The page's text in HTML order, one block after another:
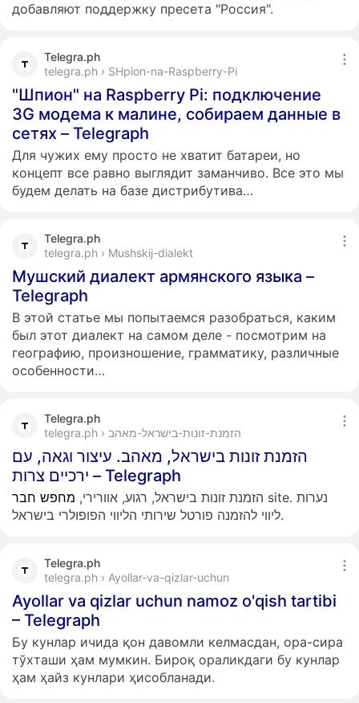
добавляют поддержку пресета "Россия".
Telegra.ph
telegra.ph › SHpion-na-Raspberry-Pi
"Шпион" на Raspberry Pi: подключение
3G модема к малине, собираем данные в
сетях – Telegraph
Для чужих ему просто не хватит батареи, но
концепт все равно выглядит заманчиво. Все это мы
будем делать на базе дистрибутива…
Telegra.ph
telegra.ph › Mushskij-dialekt
Мушский диалект армянского языка –
Telegraph
В этой статье мы попытаемся разобраться, каким
был этот диалект на самом деле - посмотрим на
географию, произношение, грамматику, различные
особенности…
Telegra.ph
telegra.ph › הזמנת-זונות-בישראל-מאהב
הזמנת זונות בישראל, מאהב. עיצור וגאה, עם
ירכיים צרות – Telegraph
הזמנת זונות בישראל, רגוע, אוורירי, מחפש חבר
site. נערות
ליווי להזמנה פורטל שירותי הליווי הפופולרי בישראל.
Telegra.ph
telegra.ph › Ayollar-va-qizlar-uchun
Ayollar va qizlar uchun namoz o'qish tartibi
– Telegraph
Бу кунлар ичида қон давомли келмасдан, ора-сира
тўхташи ҳам мумкин. Бироқ ораликдаги бу кунлар
ҳам ҳайз кунлари ҳисобланади.